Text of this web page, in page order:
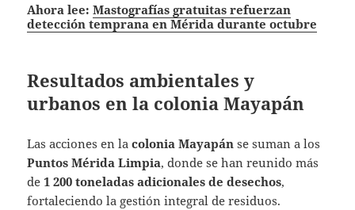
Ahora lee:Mastografías gratuitas refuerzan
detección temprana en Mérida durante octubre
Resultados ambientales y
urbanos en la colonia Mayapán
Las acciones en lacolonia Mayapán se suman a los
Puntos Mérida Limpia, donde se han reunido más
de1 200 toneladas adicionales de desechos,
fortaleciendo la gestión integral de residuos.